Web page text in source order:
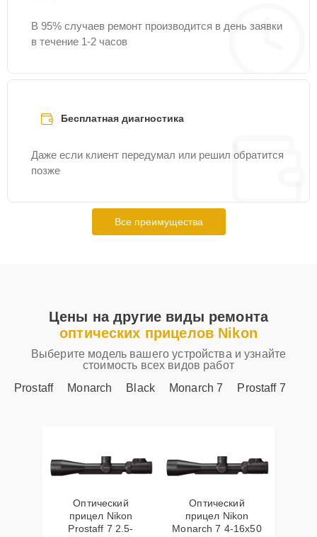
В 95% случаев ремонт производится в день заявки
в течение 1-2 часов
Бесплатная диагностика
Даже если клиент передумал или решил обратится
позже
Все преимущества
Цены на другие виды ремонта
оптических прицелов Nikon
Выберите модель вашего устройства и узнайте
стоимость всех видов работ
Prostaff
Monarch Black Monarch 7 Prostaff 7
Оптический
прицел Nikon
Prostaff 7 2.5-
Оптический
прицел Nikon
Monarch 7 4-16x50